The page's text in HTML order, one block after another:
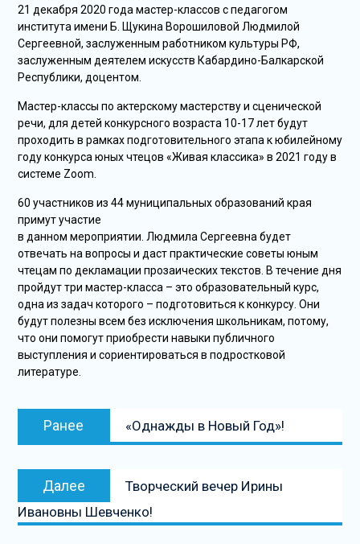
21 декабря 2020 года мастер-классов с педагогом
института имени Б. Щукина Ворошиловой Людмилой
Сергеевной, заслуженным работником культуры РФ,
заслуженным деятелем искусств Кабардино-Балкарской
Республики, доцентом.
Мастер-классы по актерскому мастерству и сценической
речи, для детей конкурсного возраста 10-17 лет будут
проходить в рамках подготовительного этапа к юбилейному
году конкурса юных чтецов «Живая классика» в 2021 году в
системе Zoom.
60 участников из 44 муниципальных образований края
примут участие
в данном мероприятии. Людмила Сергеевна будет
отвечать на вопросы и даст практические советы юным
чтецам по декламации прозаических текстов. В течение дня
пройдут три мастер-класса – это образовательный курс,
одна из задач которого – подготовиться к конкурсу. Они
будут полезны всем без исключения школьникам, потому,
что они помогут приобрести навыки публичного
выступления и сориентироваться в подростковой
литературе.
Навигация
Ранее
запись:
«Однажды в Новый Год»!
Далее
запись
Творческий вечер Ирины
Ивановны Шевченко!